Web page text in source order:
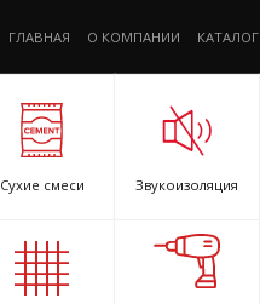
ГЛАВНАЯ О КОМПАНИИ КАТАЛОГ
Сухие смеси Звукоизоляция